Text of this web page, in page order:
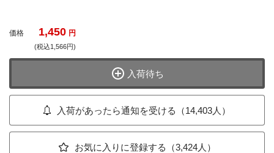
価格 1,450 円
(税込1,566円)
入荷待ち
入荷があったら通知を受ける（14,403人）
お気に入りに登録する（3,424人）